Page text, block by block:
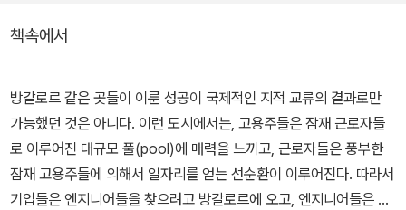
회, 역사와 정책, 문화를 아우르는 방대한 연구와 도발적인 글쓰기를
책은 총 10장으로 구성되어 뉴욕에서 인도 뭄바이까지 전 세계의 사
례를 흥미롭게 제시하며 도시 성공과 인적자본의 관련성, 질병과 교
통, 주택정책, 환경문제 등 고질적인 도시 문제에 대한 새로운 해법,
개발과 보존이라는 끝없는 갈등, 스프롤(도시 확산) 현상의 득과 실,
책속에서
방갈로르 같은 곳들이 이룬 성공이 국제적인 지적 교류의 결과로만
가능했던 것은 아니다. 이런 도시에서는, 고용주들은 잠재 근로자들
로 이루어진 대규모 풀(pool)에 매력을 느끼고, 근로자들은 풍부한
잠재 고용주들에 의해서 일자리를 얻는 선순환이 이루어진다. 따라서
기업들은 엔지니어들을 찾으려고 방갈로르에 오고, 엔지니어들은 회